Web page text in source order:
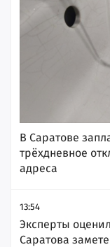
В Саратове
трёхдневное
адреса
13:54
Эксперты
Саратова